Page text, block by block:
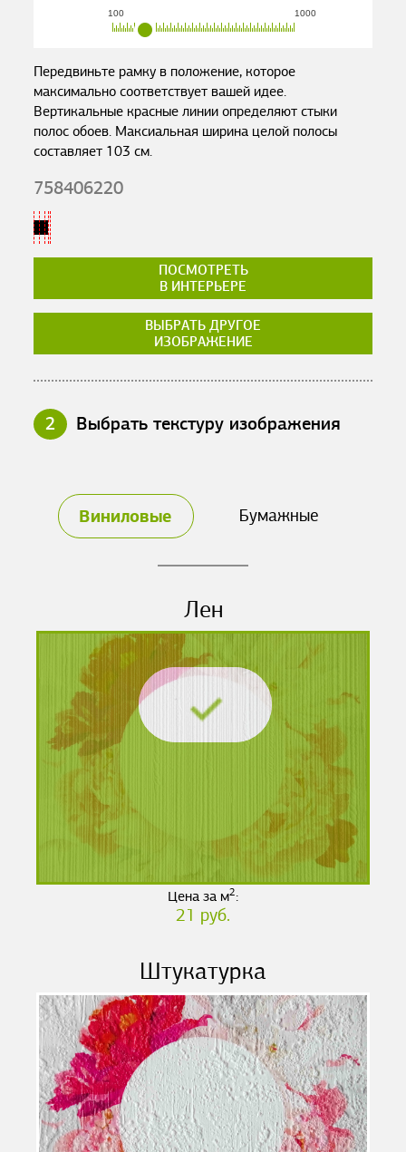
100 1000
Передвиньте рамку в положение, которое
максимально соответствует вашей идее.
Вертикальные красные линии определяют стыки
полос обоев. Максиальная ширина целой полосы
составляет 103 см.
758406220
ПОСМОТРЕТЬ
В ИНТЕРЬЕРЕ
ВЫБРАТЬ ДРУГОЕ
ИЗОБРАЖЕНИЕ
2 Выбрать текстуру изображения
Виниловые Бумажные
Лен
Цена за м2:
21 руб.
Штукатурка